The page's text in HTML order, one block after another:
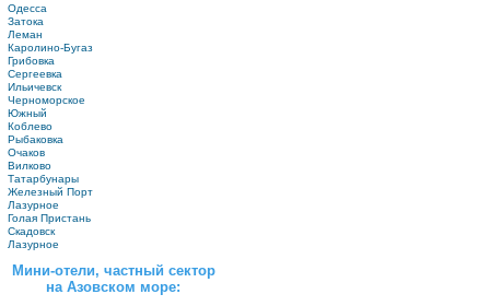
Одесса
Затока
Леман
Каролино-Бугаз
Грибовка
Сергеевка
Ильичевск
Черноморское
Южный
Коблево
Рыбаковка
Очаков
Вилково
Татарбунары
Железный Порт
Лазурное
Голая Пристань
Скадовск
Лазурное
Мини-отели, частный сектор
на Азовском море: